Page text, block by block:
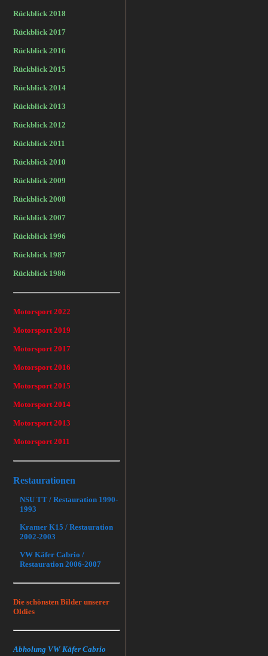
Rückblick 2018
Rückblick 2017
Rückblick 2016
Rückblick 2015
Rückblick 2014
Rückblick 2013
Rückblick 2012
Rückblick 2011
Rückblick 2010
Rückblick 2009
Rückblick 2008
Rückblick 2007
Rückblick 1996
Rückblick 1987
Rückblick 1986
Motorsport 2022
Motorsport 2019
Motorsport 2017
Motorsport 2016
Motorsport 2015
Motorsport 2014
Motorsport 2013
Motorsport 2011
Restaurationen
NSU TT / Restauration 1990-
1993
Kramer K15 / Restauration
2002-2003
VW Käfer Cabrio /
Restauration 2006-2007
Die schönsten Bilder unserer
Oldies
Abholung VW Käfer Cabrio